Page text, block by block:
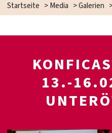
Startseite >Media >Galerien
13.-